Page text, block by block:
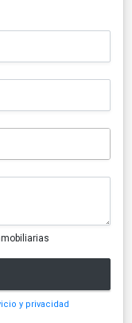
y privacidad